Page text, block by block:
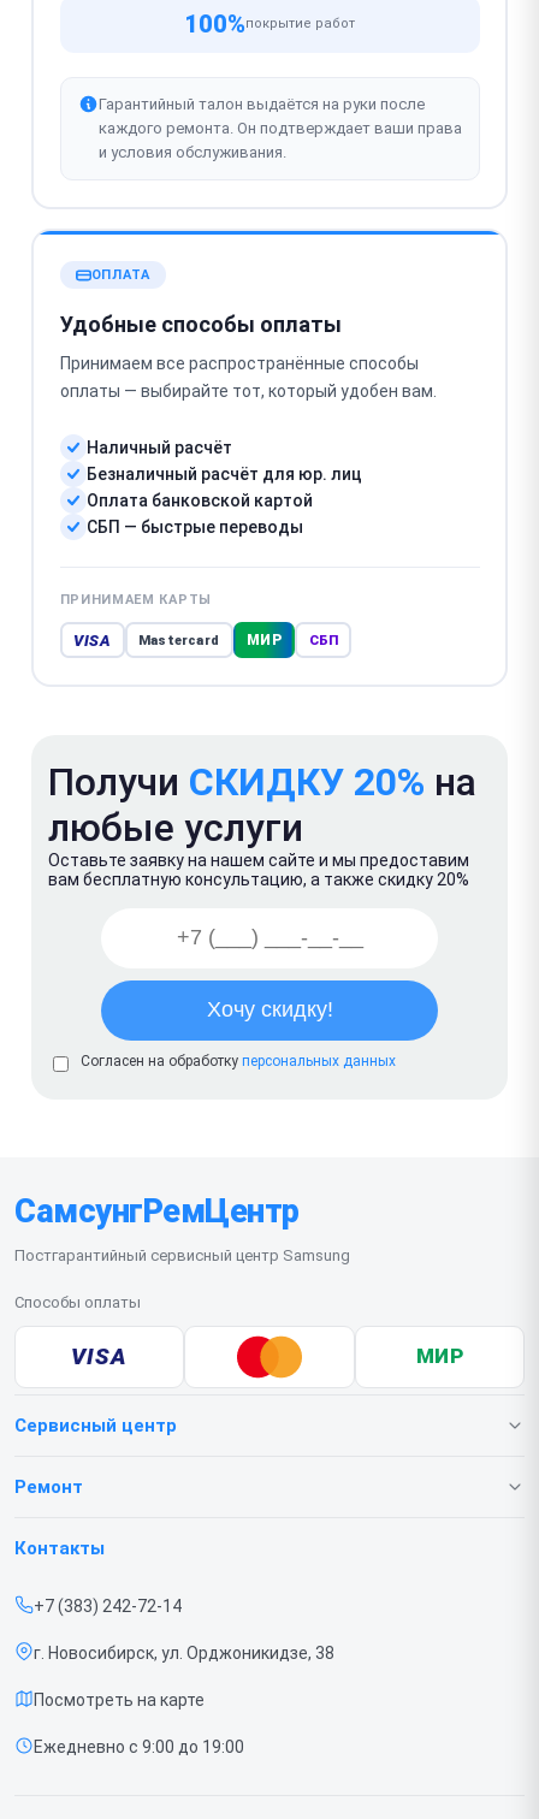
100%покрытие работ
Гарантийный талон выдаётся на руки после
каждого ремонта. Он подтверждает ваши права
и условия обслуживания.
ОПЛАТА
Удобные способы оплаты
Принимаем все распространённые способы
оплаты — выбирайте тот, который удобен вам.
Наличный расчёт
Безналичный расчёт для юр. лиц
Оплата банковской картой
СБП — быстрые переводы
ПРИНИМАЕМ КАРТЫ
VISA Mastercard МИР СБП
Получи СКИДКУ 20% на
любые услуги
Оставьте заявку на нашем сайте и мы предоставим
вам бесплатную консультацию, а также скидку 20%
Согласен на обработку персональных данных
СамсунгРемЦентр
Постгарантийный сервисный центр Samsung
Способы оплаты
VISA МИР
Сервисный центр
О нашем сервисе
Срочный ремонт
Доставка и способы оплаты
Диагностика
Контакты
Ремонт
Телефонов
Контакты
+7 (383) 242-72-14
г. Новосибирск, ул. Орджоникидзе, 38
Посмотреть на карте
Ежедневно с 9:00 до 19:00